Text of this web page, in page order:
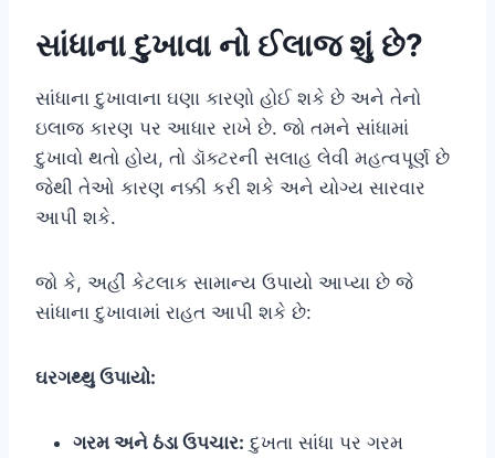
સાંધાના દુખાવા નો ઈલાજ શું છે?
સાંધાના દુખાવાના ઘણા કારણો હોઈ શકે છે અને તેનો
ઇલાજ કારણ પર આધાર રાખે છે. જો તમને સાંધામાં
દુખાવો થતો હોય, તો ડૉક્ટરની સલાહ લેવી મહત્વપૂર્ણ છે
જેથી તેઓ કારણ નક્કી કરી શકે અને યોગ્ય સારવાર
આપી શકે.
જો કે, અહીં કેટલાક સામાન્ય ઉપાયો આપ્યા છે જે
સાંધાના દુખાવામાં રાહત આપી શકે છે:
ઘરગથ્થુ ઉપાયો:
ગરમ અને ઠંડા ઉપચાર: દુખતા સાંધા પર ગરમ